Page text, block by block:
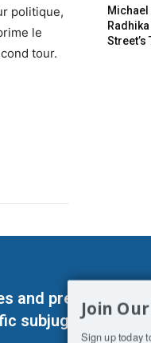
politique,
le
tour.
Radhika
Street’s
subjugation of
Join
Sign up today